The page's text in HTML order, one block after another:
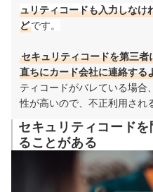
ュリティコードも入力しなけ
どです。
セキュリティコードを第三
直ちにカード会社に連絡する
ティコードがバレている場合
性が高いので、不正利用され
セキュリティコード
ることがある